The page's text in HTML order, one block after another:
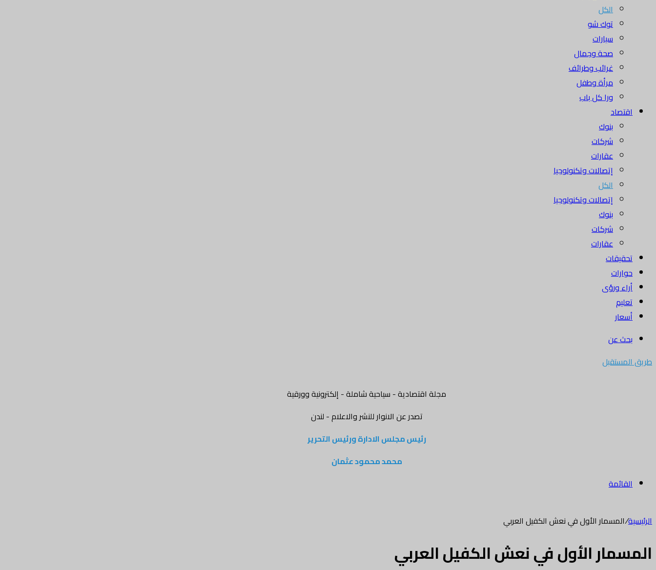
الكل
توك شو
سيارات
صحة وجمال
غرائب وطرائف
مرأة وطفل
ورا كل باب
اقتصاد
بنوك
شركات
عقارات
إتصالات وتكنولوجيا
الكل
إتصالات وتكنولوجيا
بنوك
شركات
عقارات
تحقيقات
حوارات
أراء ورؤى
تعليم
أسعار
بحث عن
طريق المستقبل
مجلة اقتصادية - سياحية شاملة - إلكترونية وورقية
تصدر عن الانوار للنشر والاعلام - لندن
رئيس مجلس الادارة ورئيس التحرير
محمد محمود عثمان
القائمة
الرئيسية/المسمار الأول في نعش الكفيل العربي
المسمار الأول في نعش الكفيل العربي